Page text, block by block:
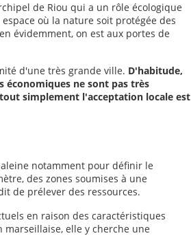
de Riou qui a un rôle écologique
où la nature soit protégée des
évidemment, on est aux portes de
d'une très grande ville. D'habitude,
économiques ne sont pas très
simplement l'acceptation locale est
notamment pour définir le
des zones soumises à une
de prélever des ressources.
en raison des caractéristiques
elle y cherche une